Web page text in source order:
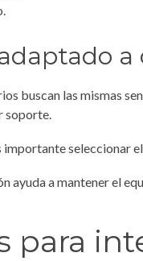
a
buscan las mismas
soporte.
seleccionar
ayuda a mantener el
para